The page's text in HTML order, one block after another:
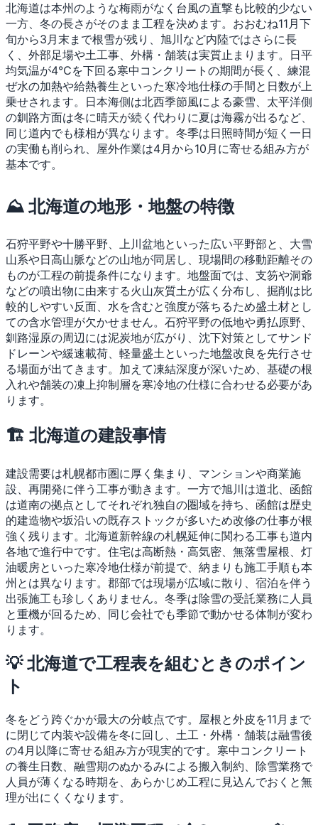
北海道は本州のような梅雨がなく台風の直撃も比較的少ない
一方、冬の長さがそのまま工程を決めます。おおむね11月下
旬から3月末まで根雪が残り、旭川など内陸ではさらに長
く、外部足場や土工事、外構・舗装は実質止まります。日平
均気温が4℃を下回る寒中コンクリートの期間が長く、練混
ぜ水の加熱や給熱養生といった寒冷地仕様の手間と日数が上
乗せされます。日本海側は北西季節風による豪雪、太平洋側
の釧路方面は冬に晴天が続く代わりに夏は海霧が出るなど、
同じ道内でも様相が異なります。冬季は日照時間が短く一日
の実働も削られ、屋外作業は4月から10月に寄せる組み方が
基本です。
⛰ 北海道の地形・地盤の特徴
石狩平野や十勝平野、上川盆地といった広い平野部と、大雪
山系や日高山脈などの山地が同居し、現場間の移動距離その
ものが工程の前提条件になります。地盤面では、支笏や洞爺
などの噴出物に由来する火山灰質土が広く分布し、掘削は比
較的しやすい反面、水を含むと強度が落ちるため盛土材とし
ての含水管理が欠かせません。石狩平野の低地や勇払原野、
釧路湿原の周辺には泥炭地が広がり、沈下対策としてサンド
ドレーンや緩速載荷、軽量盛土といった地盤改良を先行させ
る場面が出てきます。加えて凍結深度が深いため、基礎の根
入れや舗装の凍上抑制層を寒冷地の仕様に合わせる必要があ
ります。
🏗 北海道の建設事情
建設需要は札幌都市圏に厚く集まり、マンションや商業施
設、再開発に伴う工事が動きます。一方で旭川は道北、函館
は道南の拠点としてそれぞれ独自の圏域を持ち、函館は歴史
的建造物や坂沿いの既存ストックが多いため改修の仕事が根
強く残ります。北海道新幹線の札幌延伸に関わる工事も道内
各地で進行中です。住宅は高断熱・高気密、無落雪屋根、灯
油暖房といった寒冷地仕様が前提で、納まりも施工手順も本
州とは異なります。郡部では現場が広域に散り、宿泊を伴う
出張施工も珍しくありません。冬季は除雪の受託業務に人員
と重機が回るため、同じ会社でも季節で動かせる体制が変わ
ります。
💡 北海道で工程表を組むときのポイン
ト
冬をどう跨ぐかが最大の分岐点です。屋根と外皮を11月まで
に閉じて内装や設備を冬に回し、土工・外構・舗装は融雪後
の4月以降に寄せる組み方が現実的です。寒中コンクリート
の養生日数、融雪期のぬかるみによる搬入制約、除雪業務で
人員が薄くなる時期を、あらかじめ工程に見込んでおくと無
理が出にくくなります。